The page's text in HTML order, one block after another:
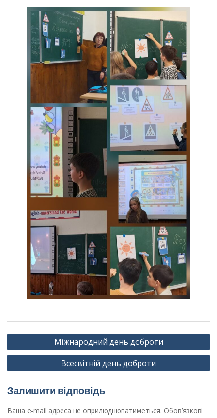
Навігація
записів
Міжнародний день доброти
Всесвітній день доброти
Залишити відповідь
Ваша e-mail адреса не оприлюднюватиметься. Обов’язкові